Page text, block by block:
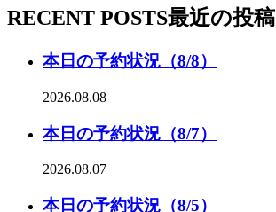
RECENT POSTS最近の投稿
本日の予約状況（8/8）
2026.08.08
本日の予約状況（8/7）
2026.08.07
本日の予約状況（8/5）